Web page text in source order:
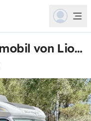
Teilintegriertes Wohnmobil von Lionel